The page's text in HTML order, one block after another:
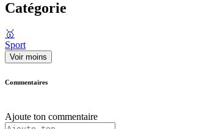
Catégorie
🥇
Sport
Voir moins
Commentaires
Ajoute ton commentaire